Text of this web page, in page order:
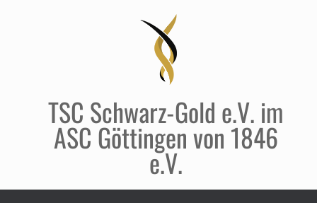
TSC Schwarz-Gold e.V. im
ASC Göttingen von 1846
e.V.